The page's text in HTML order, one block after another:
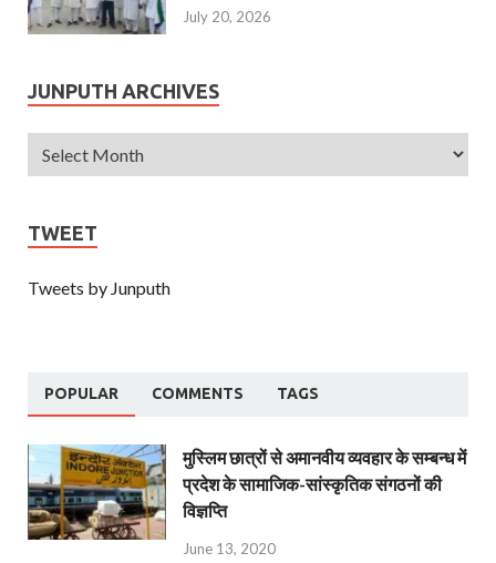
July 20, 2026
JUNPUTH ARCHIVES
TWEET
Tweets by Junputh
POPULAR COMMENTS TAGS
मुस्लिम छात्रों से अमानवीय व्यवहार के सम्बन्ध में
प्रदेश के सामाजिक-सांस्कृतिक संगठनों की
विज्ञप्ति
June 13, 2020